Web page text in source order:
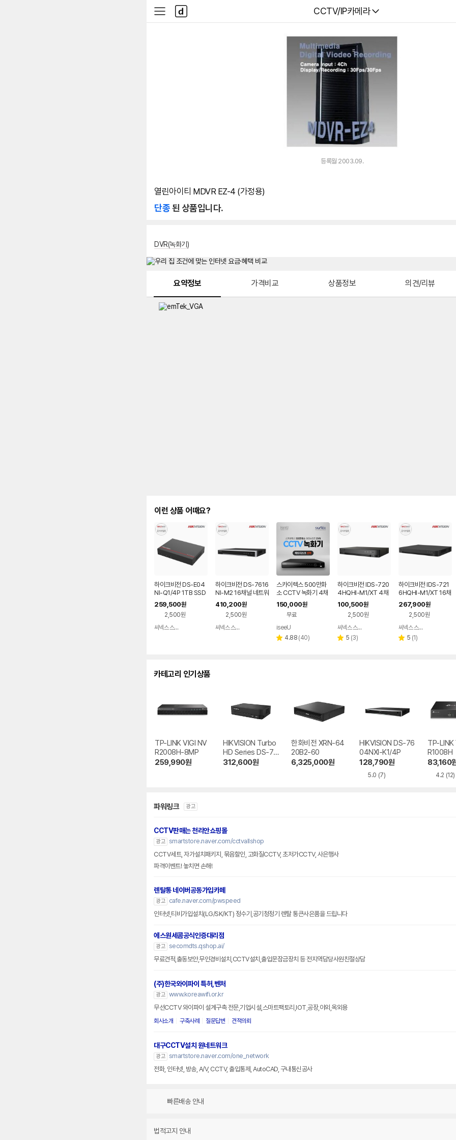
다나와
CCTV/IP카메라
사
이
다
나
와
등록월 2003.09.
열린아이티 MDVR EZ-4 (가정용)
단종된 상품입니다.
DVR(녹화기)
요약정보 가격비교 상품정보 의견/리뷰
이런 상품 어때요?
하이크비전 DS-E04
NI-Q1/4P 1TB SSD
내장 POE NVR CCT
V 녹화기
259,500원
2,500원
씨넥스 스토어
하이크비전 DS-7616
NI-M2 16채널 네트워
크 CCTV 녹화기
410,200원
2,500원
씨넥스 스토어
스카이렉스 500만화
소 CCTV 녹화기 4채
널 SKYREX DVR
150,000원
무료
iseeU
별 4.88 리
(40)
하이크비전 IDS-720
4HQHI-M1/XT 4채
널 UHD 아큐센스 DV
R CCTV 녹화기
100,500원
2,500원
씨넥스 스토어
별 5 리
(3)
하이크비전 IDS-721
6HQHI-M1/XT 16채
널 UHD 아큐센스 DV
R CCTV 녹화기
267,900원
2,500원
씨넥스 스토어
별 5 리
(1)
카테고리 인기상품
TP-LINK VIGI NV
R2008H-8MP
259,990원
HIKVISION Turbo
HD Series DS-72
04H Mini SSD ST
312,600원
한화비전 XRN-64
20B2-60
6,325,000원
HIKVISION DS-76
04NXI-K1/4P
128,790원
5.0 (7)
TP-LINK
R1008H
83,160
4.2 (12)
파워링크 광고
CCTV판매는 천리안쇼핑몰
광고 smartstore.naver.com/cctvallshop
CCTV세트, 자가설치패키지, 묶음할인, 고화질CCTV, 초저가CCTV, 사은행사
파격이벤트! 놓치면 손해!
렌탈통 네이버공동가입카페
광고
cafe.naver.com/pwspeed
인터넷,티비가입설치(LG/SK/KT) 정수기,공기청정기 렌탈 통큰사은품을 드립니다
에스원세콤공식인증대리점
광고 secomdts.qshop.ai/
무료견적,출동보안,무인경비설치,CCTV설치,출입문잠금장치 등 전지역담당사원친절상담
(주)한국와이파이 특허,벤처
광고 www.koreawifi.or.kr
무선CCTV 와이파이 설계구축 전문,기업시설,스마트팩토리,IOT,공장,야외,옥외용
회사소개 구축사례 질문답변 견적의뢰
대구CCTV설치 원네트워크
광고 smartstore.naver.com/one_network
전화, 인터넷, 방송, A/V, CCTV, 출입통제, AutoCAD, 구내통신공사
빠른배송 안내
법적고지 안내